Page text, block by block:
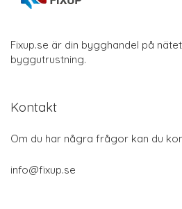
Fixup.se är din bygghandel på
byggutrustning.
Kontakt
Om du har några frågor kan du
info@fixup.se